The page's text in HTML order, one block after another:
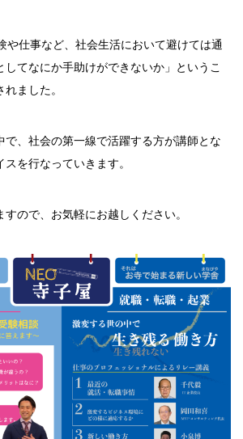
や仕事など、社会生活において避けては通
てなにか手助けができないか」というこ
ました。
で、社会の第一線で活躍する方が講師とな
を行なっていきます。
ので、お気軽にお越しください。